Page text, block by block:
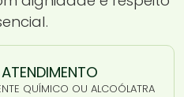
QUÍMICO OU ALCOÓLATRA